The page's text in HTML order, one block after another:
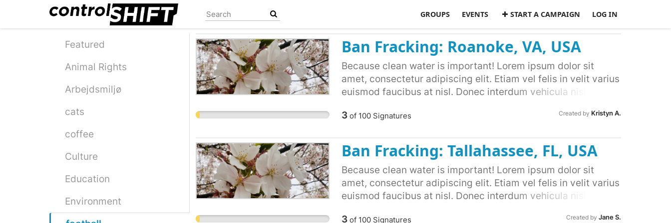
main
GROUPS EVENTS START A CAMPAIGN LOG IN
Featured
Animal Rights
Arbejdsmiljø
cats
coffee
Culture
Education
Environment
Ban Fracking: Roanoke, VA, USA
Because clean water is important! Lorem ipsum dolor sit
amet, consectetur adipiscing elit. Etiam vel felis in velit varius
euismod faucibus at nisl. Donec interdum vehicula nisi ac
Fusce vitae dolor id tortor feugiat condimentum. Quisque at
luctus justo sollicitudin ipsum vulputate laoreet. Donec
ultrices tincidunt eros nec volutpat. Cras vitae lorem ac sem
fermentum congue. Nunc ultricies faucibus enim gravida
tristique. Nulla lectus ipsum, tincidunt id orci in, vehicula
laoreet tortor. Curabitur rutrum ac ipsum vel semper. Nam at
3of 100Signatures Created by Kristyn A.
Ban Fracking: Tallahassee, FL, USA
Because clean water is important! Lorem ipsum dolor sit
amet, consectetur adipiscing elit. Etiam vel felis in velit varius
euismod faucibus at nisl. Donec interdum vehicula nisi ac
3of 100Signatures Created by Jane S.